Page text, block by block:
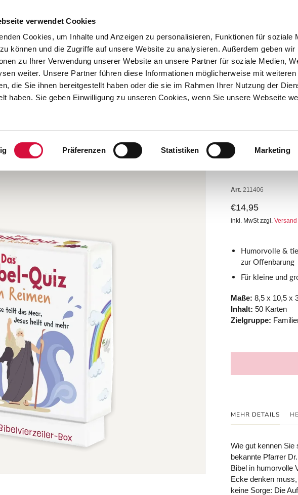
verwendet Cookies
Cookies, um Inhalte und Anzeigen zu personalisieren, Funktionen für soziale
können und die Zugriffe auf unsere Website zu analysieren. Außerdem geben wir
zu Ihrer Verwendung unserer Website an unsere Partner für soziale Medien,
weiter. Unsere Partner führen diese Informationen möglicherweise mit weiteren
die Sie ihnen bereitgestellt haben oder die sie im Rahmen Ihrer Nutzung der
haben. Sie geben Einwilligung zu unseren Cookies, wenn Sie unsere Webseite
Präferenzen Statistiken Marketing
BÜCHER FESTE THEMEN GENUSSWELT
QUIZSPIEL:
Das
Art.211406
€14,95
inkl. MwSt zzgl.Versand
Humorvolle &
zur Offenbarung
Für kleine und
Maße: 8,5 x 10,5 x
Inhalt:50 Karten
Zielgruppe:
MEHR DETAILS
Wie gut kennen Sie
bekannte Pfarrer
Bibel in humorvolle
Ecke denken
keine Sorge: Die